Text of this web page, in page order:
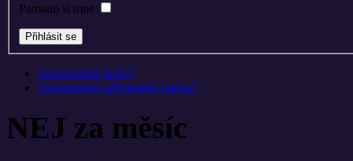
Pamatuj si mne
Zapomenuté heslo?
Zapomenuté uživatelské jméno?
NEJ za měsíc